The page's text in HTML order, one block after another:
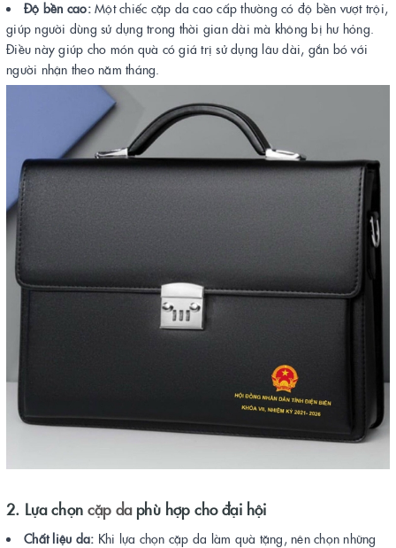
Độ bền cao:Một chiếc cặp da cao cấp thường có độ bền vượt trội,
giúp người dùng sử dụng trong thời gian dài mà không bị hư hỏng.
Điều này giúp cho món quà có giá trị sử dụng lâu dài, gắn bó với
người nhận theo năm tháng.
2. Lựa chọncặp daphù hợp cho đại hội
Chất liệu da: Khi lựa chọn cặp da làm quà tặng, nên chọn những